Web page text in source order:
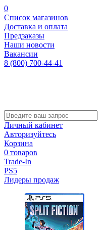
0
Список магазинов
Доставка и оплата
Предзаказы
Наши новости
Вакансии
8 (800) 700-44-41
Личный кабинет
Авторизуйтесь
Корзина
0 товаров
Trade-In
PS5
Лидеры продаж